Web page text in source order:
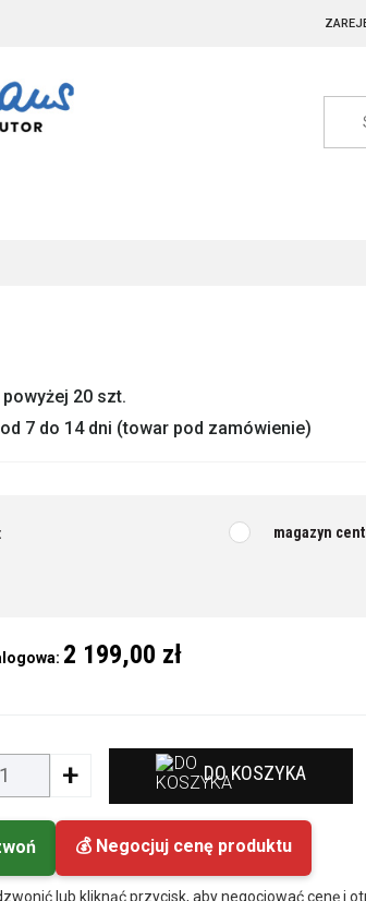
powyżej 20 szt.
od 7 do 14 dni (towar pod zamówienie)
magazyn
2 199,00 zł
+ DO KOSZYKA
💰 Negocjuj cenę produktu
lub kliknąć przycisk, aby negocjować cenę i